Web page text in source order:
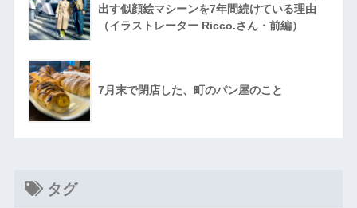
出す似顔絵マシーンを7年間続けている理由
（イラストレーター Ricco.さん・前編）
7月末で閉店した、町のパン屋のこと
タグ